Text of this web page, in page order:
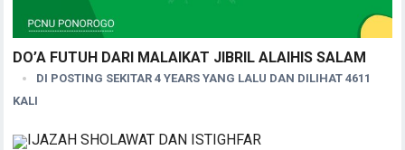
DO’A FUTUH DARI MALAIKAT JIBRIL ALAIHIS SALAM
DI POSTING SEKITAR 4 YEARS YANG LALU DAN DILIHAT 4611
KALI